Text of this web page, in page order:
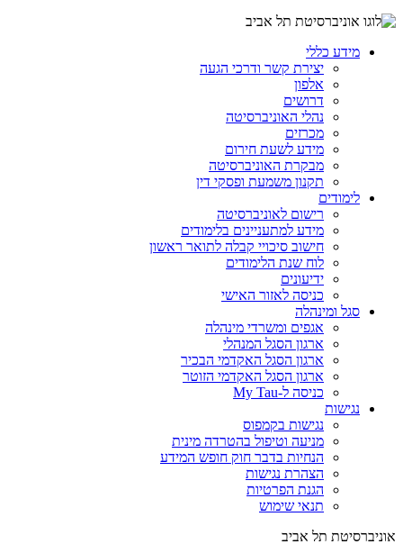
מידע כללי
יצירת קשר ודרכי הגעה
אלפון
דרושים
נהלי האוניברסיטה
מכרזים
מידע לשעת חירום
מבקרת האוניברסיטה
תקנון משמעת ופסקי דין
לימודים
רישום לאוניברסיטה
מידע למתעניינים בלימודים
חישוב סיכויי קבלה לתואר ראשון
לוח שנת הלימודים
ידיעונים
כניסה לאזור האישי
סגל ומינהלה
אגפים ומשרדי מינהלה
ארגון הסגל המנהלי
ארגון הסגל האקדמי הבכיר
ארגון הסגל האקדמי הזוטר
כניסה ל-My Tau
נגישות
נגישות בקמפוס
מניעה וטיפול בהטרדה מינית
הנחיות בדבר חוק חופש המידע
הצהרת נגישות
הגנת הפרטיות
תנאי שימוש
אוניברסיטת תל אביב